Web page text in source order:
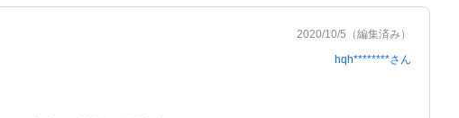
2020/10/5 （編集済み）
hqh********さん